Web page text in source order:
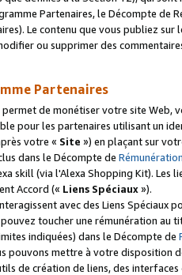
Partenaires, le Décompte de
Le contenu que vous publiez
ou supprimer des
Partenaires
de monétiser votre site Web,
pour les partenaires utilisant un
votre « Site ») en plaçant sur
dans le Décompte de
skill (via l'Alexa Shopping Kit).
Accord (« Liens Spéciaux»).
avec des Liens Spéciaux
toucher une rémunération
indiquées) dans le Décompte de
pouvons mettre à votre disposition
de création de liens, des